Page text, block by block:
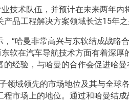
技术队伍，并预计在未来两年
品工程解决方案领域长达15年
“哈曼非常高兴与东软结成战
软在汽车导航技术方面有着深
经验，与哈曼的合作会促进哈
领域领先的市场地位及其与全
市场上的地位。通过和哈曼结